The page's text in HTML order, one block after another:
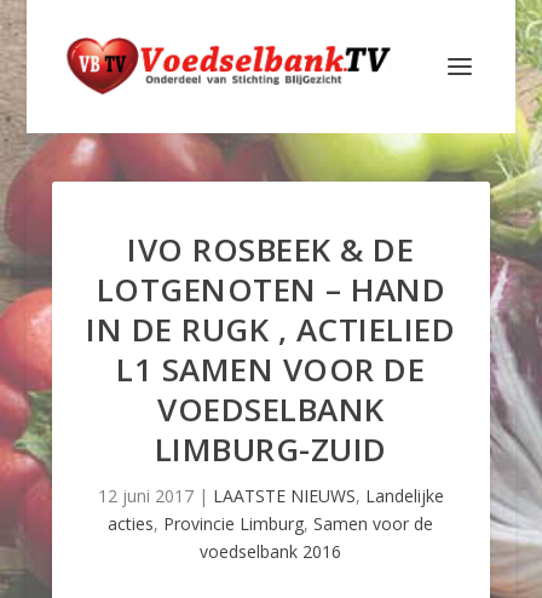
IVO ROSBEEK & DE
LOTGENOTEN – HAND
IN DE RUGK , ACTIELIED
L1 SAMEN VOOR DE
VOEDSELBANK
LIMBURG-ZUID
12 juni 2017| LAATSTE NIEUWS, Landelijke
acties, Provincie Limburg,Samen voor de
voedselbank 2016